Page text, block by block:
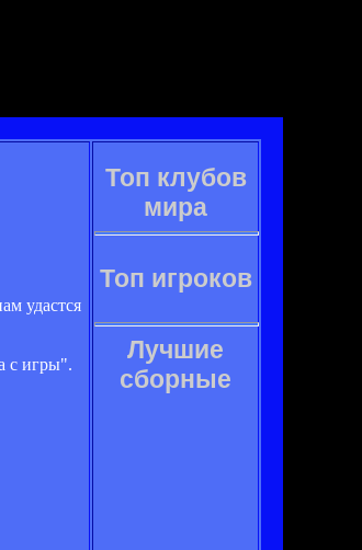
удастся
с игры".
Топ клубов
мира
Топ игроков
Лучшие
сборные